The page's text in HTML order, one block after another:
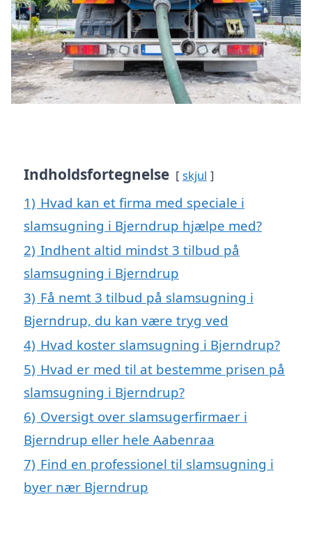
Indholdsfortegnelse skjul
1) Hvad kan et firma med speciale i
slamsugning i Bjerndrup hjælpe med?
2) Indhent altid mindst 3 tilbud på
slamsugning i Bjerndrup
3) Få nemt 3 tilbud på slamsugning i
Bjerndrup, du kan være tryg ved
4) Hvad koster slamsugning i Bjerndrup?
5) Hvad er med til at bestemme prisen på
slamsugning i Bjerndrup?
6) Oversigt over slamsugerfirmaer i
Bjerndrup eller hele Aabenraa
7) Find en professionel til slamsugning i
byer nær Bjerndrup